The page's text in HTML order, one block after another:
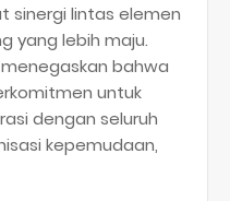
sinergi lintas elemen
yang lebih maju.
bahwa
untuk
dengan seluruh
kepemudaan,